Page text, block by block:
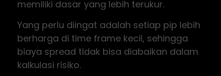
memiliki dasar yang lebih terukur.
Yang perlu diingat adalah setiap pip lebih
berharga di time frame kecil, sehingga
biaya spread tidak bisa diabaikan dalam
kalkulasi risiko.